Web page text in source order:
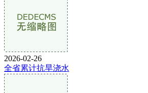
2026-02-26
全省累计抗旱浇水